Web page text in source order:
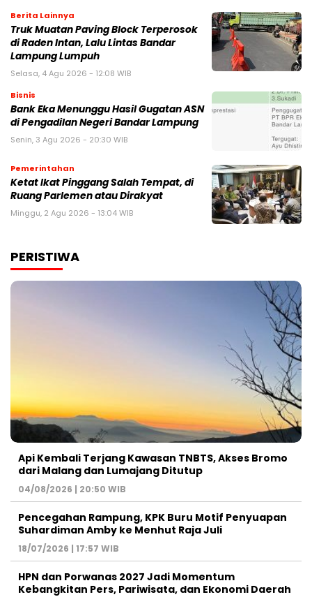
Berita Lainnya
Truk Muatan Paving Block Terperosok
di Raden Intan, Lalu Lintas Bandar
Lampung Lumpuh
Selasa, 4 Agu 2026 - 12:08 WIB
Bisnis
Bank Eka Menunggu Hasil Gugatan ASN
di Pengadilan Negeri Bandar Lampung
Senin, 3 Agu 2026 - 20:30 WIB
Pemerintahan
Ketat Ikat Pinggang Salah Tempat, di
Ruang Parlemen atau Dirakyat
Minggu, 2 Agu 2026 - 13:04 WIB
PERISTIWA
Api Kembali Terjang Kawasan TNBTS, Akses Bromo
dari Malang dan Lumajang Ditutup
04/08/2026 | 20:50 WIB
Pencegahan Rampung, KPK Buru Motif Penyuapan
Suhardiman Amby ke Menhut Raja Juli
18/07/2026 | 17:57 WIB
HPN dan Porwanas 2027 Jadi Momentum
Kebangkitan Pers, Pariwisata, dan Ekonomi Daerah